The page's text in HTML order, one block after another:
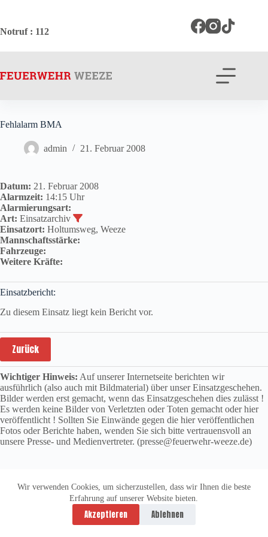
springen
Wir verwenden Cookies, um sicherzustellen, dass wir Ihnen die beste
Erfahrung auf unserer Website bieten.
Akzeptieren Ablehnen
Notruf: 112
Fehlalarm BMA
admin 21. Februar 2008
Datum: 21. Februar 2008
Alarmzeit: 14:15 Uhr
Alarmierungsart:
Art: Einsatzarchiv
Einsatzort: Holtumsweg, Weeze
Mannschaftsstärke:
Fahrzeuge:
Weitere Kräfte:
Einsatzbericht:
Zu diesem Einsatz liegt kein Bericht vor.
Zurück
Wichtiger Hinweis: Auf unserer Internetseite berichten wir
ausführlich (also auch mit Bildmaterial) über unser Einsatzgeschehen.
Bilder werden erst gemacht, wenn das Einsatzgeschehen dies zulässt !
Es werden keine Bilder von Verletzten oder Toten gemacht oder hier
veröffentlicht ! Sollten Sie Einwände gegen die hier veröffentlichen
Fotos oder Berichte haben, wenden Sie sich bitte vertrauensvoll an
unsere Presse- und Medienvertreter. (presse@feuerwehr-weeze.de)
Datenschutzerklärung
Impressum
Copyright © 2026 -
vitolution